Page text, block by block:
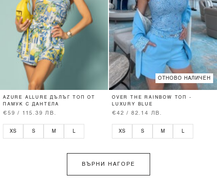
AZURE ALLURE ДЪЛЪГ ТОП ОТ
ПАМУК С ДАНТЕЛА
€59 / 115.39 ЛВ.
XS S M L
ОТНОВО НАЛИЧЕН
OVER THE RAINBOW ТОП -
LUXURY BLUE
€42 / 82.14 ЛВ.
XS S M L
ВЪРНИ НАГОРЕ